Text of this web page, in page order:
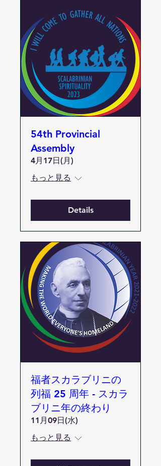
54th Provincial
Assembly
4月17日(月)
もっと見る
Details
福者スカラブリニの
列福 25 周年 - スカラ
ブリニ年の終わり
11月09日(水)
もっと見る